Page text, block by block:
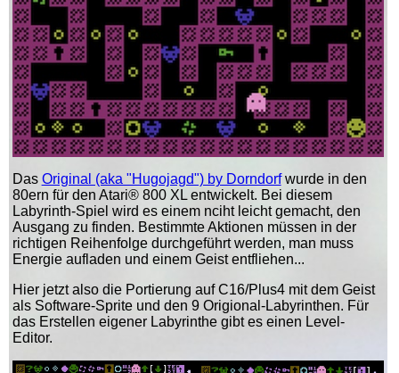
Das Original (aka "Hugojagd") by Dorndorfwurde in den
80ern für den Atari® 800 XL entwickelt. Bei diesem
Labyrinth-Spiel wird es einem nciht leicht gemacht, den
Ausgang zu finden. Bestimmte Aktionen müssen in der
richtigen Reihenfolge durchgeführt werden, man muss
Energie aufladen und einem Geist entfliehen...
Hier jetzt also die Portierung auf C16/Plus4 mit dem Geist
als Software-Sprite und den 9 Origional-Labyrinthen. Für
das Erstellen eigener Labyrinthe gibt es einen Level-
Editor.